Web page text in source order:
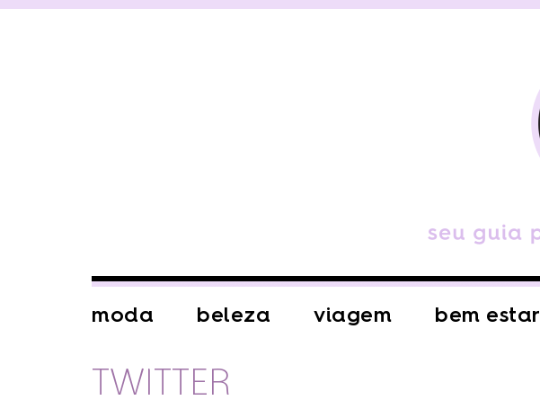
moda beleza viagem bem estar
TWITTER